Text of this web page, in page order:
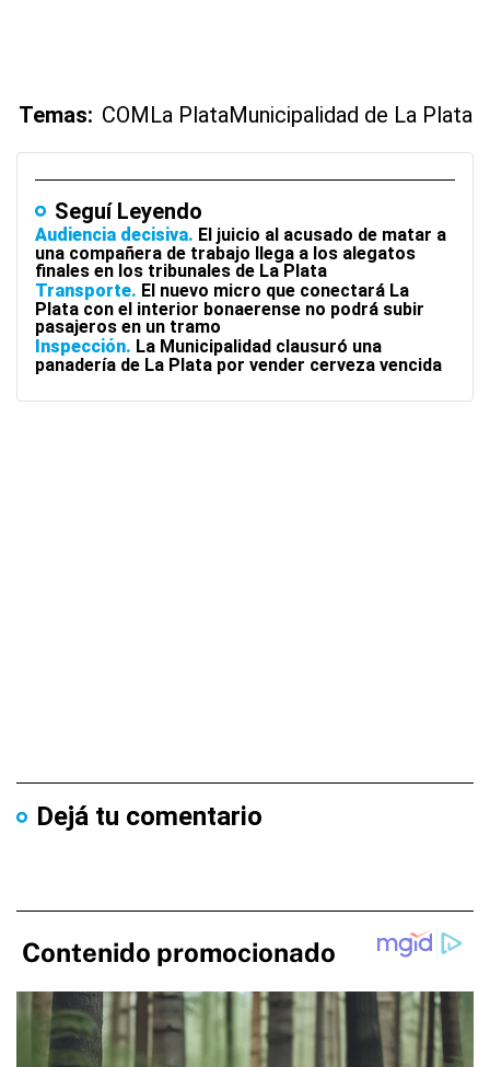
Temas: COMLa PlataMunicipalidad de La Plata
Seguí Leyendo
Audiencia decisiva El juicio al acusado de matar a
una compañera de trabajo llega a los alegatos
finales en los tribunales de La Plata
Transporte El nuevo micro que conectará La
Plata con el interior bonaerense no podrá subir
pasajeros en un tramo
Inspección La Municipalidad clausuró una
panadería de La Plata por vender cerveza vencida
Dejá tu comentario